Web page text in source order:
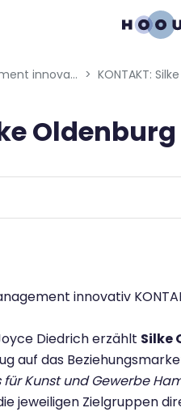
Kulturmanagement innovativ KONTAKT:
Oldenburg
innovativ
Diedrich erzählt Silke
auf das
für Kunst und Gewerbe
jeweiligen Zielgruppen